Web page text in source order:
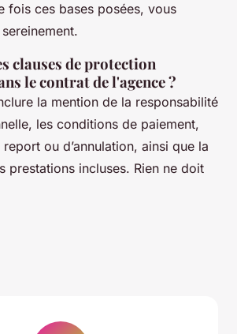
fois ces bases posées, vous
clauses de protection
le contrat de l'agence ?
la mention de la responsabilité
les conditions de paiement,
ou d’annulation, ainsi que la
prestations incluses. Rien ne doit